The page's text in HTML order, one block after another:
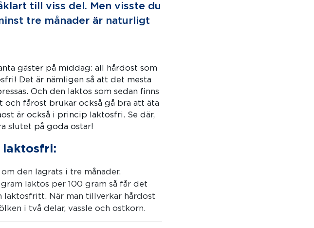
till viss del. Men visste du
tre månader är naturligt
gäster på middag: all hårdost som
Det är nämligen så att det mesta
Och den laktos som sedan finns
och fårost brukar också gå bra att äta
är också i princip laktosfri. Se där,
slutet på goda ostar!
laktosfri:
den lagrats i tre månader.
laktos per 100 gram så får det
laktosfritt. När man tillverkar hårdost
i två delar, vassle och ostkorn.